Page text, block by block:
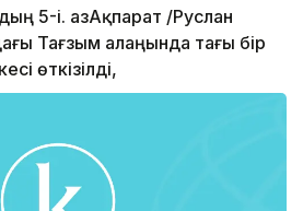
5-і. ҚазАқпарат /Руслан
Тағзым алаңында тағы бір
өткізілді,